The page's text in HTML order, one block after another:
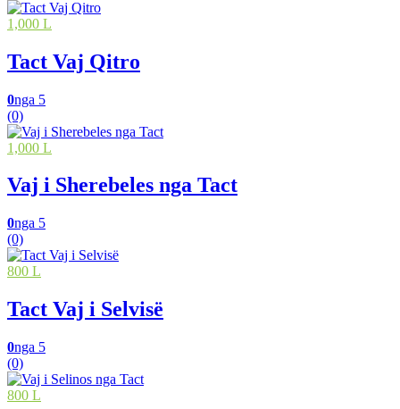
1,000 L
Tact Vaj Qitro
0nga 5
(0)
1,000 L
Vaj i Sherebeles nga Tact
0nga 5
(0)
800 L
Tact Vaj i Selvisë
0nga 5
(0)
800 L